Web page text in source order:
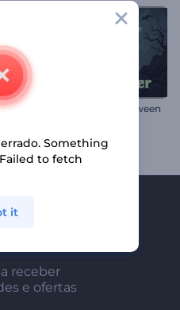
Abertura Macabra de Halloween
da
receber
e ofertas
Something
to fetch
it